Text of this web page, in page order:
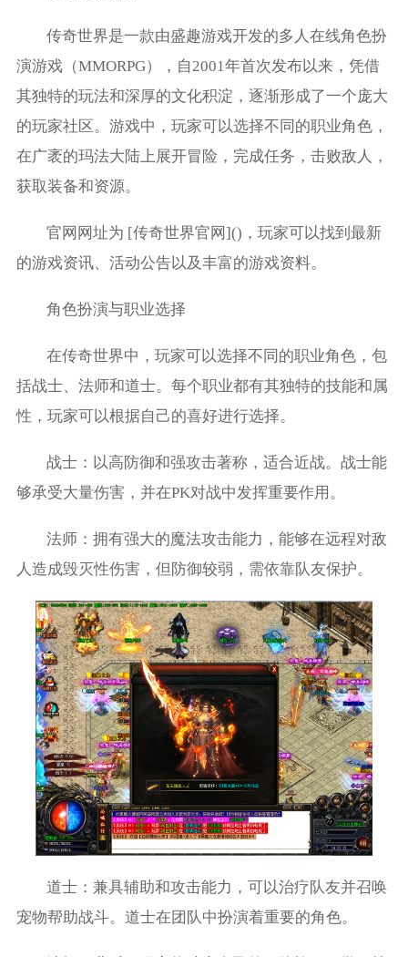
传奇世界是一款由盛趣游戏开发的多人在线角色扮
演游戏（MMORPG），自2001年首次发布以来，凭借
其独特的玩法和深厚的文化积淀，逐渐形成了一个庞大
的玩家社区。游戏中，玩家可以选择不同的职业角色，
在广袤的玛法大陆上展开冒险，完成任务，击败敌人，
获取装备和资源。
官网网址为 [传奇世界官网]()，玩家可以找到最新
的游戏资讯、活动公告以及丰富的游戏资料。
角色扮演与职业选择
在传奇世界中，玩家可以选择不同的职业角色，包
括战士、法师和道士。每个职业都有其独特的技能和属
性，玩家可以根据自己的喜好进行选择。
战士：以高防御和强攻击著称，适合近战。战士能
够承受大量伤害，并在PK对战中发挥重要作用。
法师：拥有强大的魔法攻击能力，能够在远程对敌
人造成毁灭性伤害，但防御较弱，需依靠队友保护。
道士：兼具辅助和攻击能力，可以治疗队友并召唤
宠物帮助战斗。道士在团队中扮演着重要的角色。